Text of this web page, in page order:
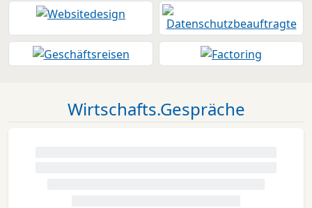
Wirtschafts.Gespräche